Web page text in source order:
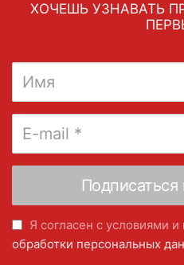
ХОЧЕШЬ УЗНАВАТЬ
Я согласен с условиями
обработки персональных